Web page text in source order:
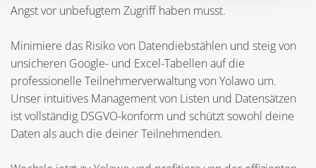
Angst vor unbefugtem Zugriff haben musst.
Minimiere das Risiko von Datendiebstählen und steig von
unsicheren Google- und Excel-Tabellen auf die
professionelle Teilnehmerverwaltung von Yolawo um.
Unser intuitives Management von Listen und Datensätzen
ist vollständig DSGVO-konform und schützt sowohl deine
Daten als auch die deiner Teilnehmenden.